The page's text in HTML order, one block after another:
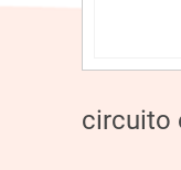
circuito